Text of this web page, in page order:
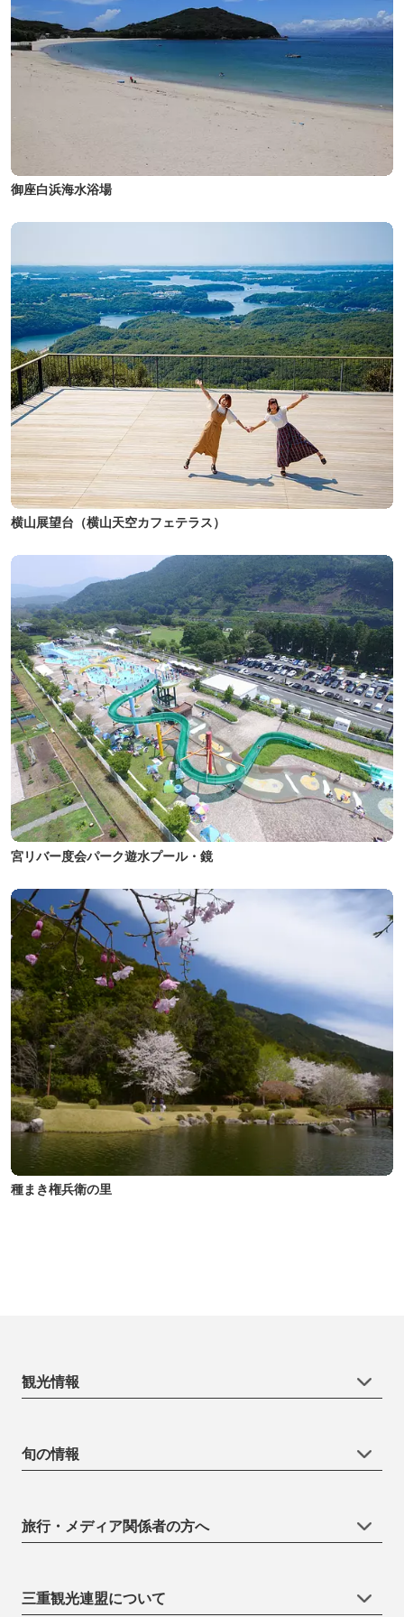
御座白浜海水浴場
横山展望台（横山天空カフェテラス）
宮リバー度会パーク遊水プール・鏡
種まき権兵衛の里
観光情報
旬の情報
旅行・メディア関係者の方へ
三重観光連盟について